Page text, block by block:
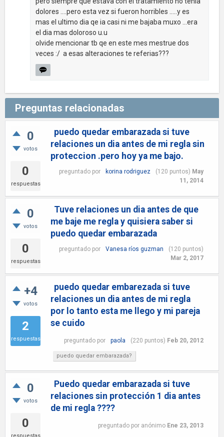
dolores ....pero esta vez si fueron horribles .....y es
mas el ultimo dia qe ia casi ni me bajaba muxo ...era
el dia mas doloroso u.u
olvide mencionar tb qe en este mes mestrue dos
veces :/ a esas alteraciones te referias???
Preguntas relacionadas
0
votos
0
respuestas
puedo quedar embarazada si tuve
relaciones un dia antes de mi regla sin
proteccion .pero hoy ya me bajo.
preguntado por korina rodriguez (120 puntos) May
11, 2014
0
votos
0
respuestas
Tuve relaciones un dia antes de que
me baje me regla y quisiera saber si
puedo quedar embarazada
preguntado por Vanesa ríos guzman (120 puntos)
Mar 2, 2017
+4
votos
2
respuestas
puedo quedar embarezada si tuve
relaciones un dia antes de mi regla
por lo tanto esta me llego y mi pareja
se cuido
preguntado por paola (220 puntos) Feb 20, 2012
puedo quedar embarazada?
0
votos
0
Puedo quedar embarazada si tuve
relaciones sin protección 1 dia antes
de mi regla ????
preguntado por anónimo Ene 23, 2013